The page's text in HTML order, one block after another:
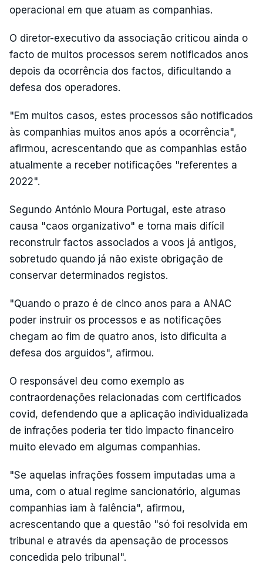
operacional em que atuam as companhias.
O diretor-executivo da associação criticou ainda o
facto de muitos processos serem notificados anos
depois da ocorrência dos factos, dificultando a
defesa dos operadores.
"Em muitos casos, estes processos são notificados
às companhias muitos anos após a ocorrência",
afirmou, acrescentando que as companhias estão
atualmente a receber notificações "referentes a
2022".
Segundo António Moura Portugal, este atraso
causa "caos organizativo" e torna mais difícil
reconstruir factos associados a voos já antigos,
sobretudo quando já não existe obrigação de
conservar determinados registos.
"Quando o prazo é de cinco anos para a ANAC
poder instruir os processos e as notificações
chegam ao fim de quatro anos, isto dificulta a
defesa dos arguidos", afirmou.
O responsável deu como exemplo as
contraordenações relacionadas com certificados
covid, defendendo que a aplicação individualizada
de infrações poderia ter tido impacto financeiro
muito elevado em algumas companhias.
"Se aquelas infrações fossem imputadas uma a
uma, com o atual regime sancionatório, algumas
companhias iam à falência", afirmou,
acrescentando que a questão "só foi resolvida em
tribunal e através da apensação de processos
concedida pelo tribunal".